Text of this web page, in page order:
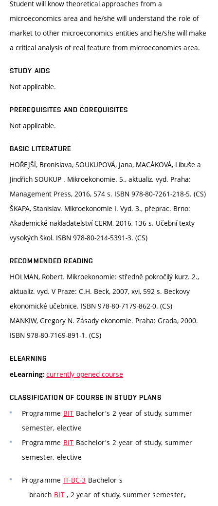
Student will know theoretical approaches from a
microeconomics area and he/she will understand the role of
market to other microeconomics entities and he/she will make
a critical analysis of real feature from microeconomics area.
STUDY AIDS
Not applicable.
PREREQUISITES AND COREQUISITES
Not applicable.
BASIC LITERATURE
HOŘEJŠÍ, Bronislava, SOUKUPOVÁ, Jana, MACÁKOVÁ, Libuše a
Jindřich SOUKUP . Mikroekonomie. 5., aktualiz. vyd. Praha:
Management Press, 2016, 574 s. ISBN 978-80-7261-218-5. (CS)
ŠKAPA, Stanislav. Mikroekonomie I. Vyd. 3., přeprac. Brno:
Akademické nakladatelství CERM, 2016, 136 s. Učební texty
vysokých škol. ISBN 978-80-214-5391-3. (CS)
RECOMMENDED READING
HOLMAN, Robert. Mikroekonomie: středně pokročilý kurz. 2.,
aktualiz. vyd. V Praze: C.H. Beck, 2007, xvi, 592 s. Beckovy
ekonomické učebnice. ISBN 978-80-7179-862-0. (CS)
MANKIW, Gregory N. Zásady ekonomie. Praha: Grada, 2000.
ISBN 978-80-7169-891-1. (CS)
ELEARNING
eLearning: currently opened course
CLASSIFICATION OF COURSE IN STUDY PLANS
Programme BIT Bachelor's 2 year of study, summer
semester, elective
Programme BIT Bachelor's 2 year of study, summer
semester, elective
Programme IT-BC-3 Bachelor's
branch BIT, 2 year of study, summer semester,